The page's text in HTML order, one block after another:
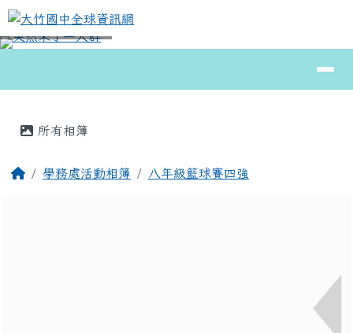
跳至主內容區
大竹國中全球資訊網
⏸
所有相簿
回首頁學務處活動相簿 八年級籃球賽四強